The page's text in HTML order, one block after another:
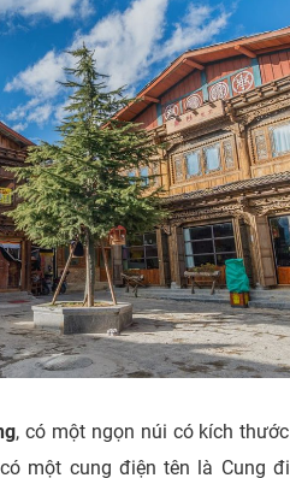
, có một ngọn núi có kích
một cung điện tên là Cung